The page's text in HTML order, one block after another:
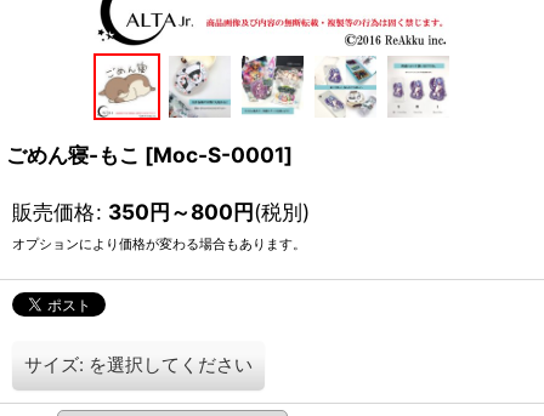
ごめん寝-もこ [Moc-S-0001]
販売価格: 350円～800円(税別)
オプションにより価格が変わる場合もあります。
サイズ: を選択してください